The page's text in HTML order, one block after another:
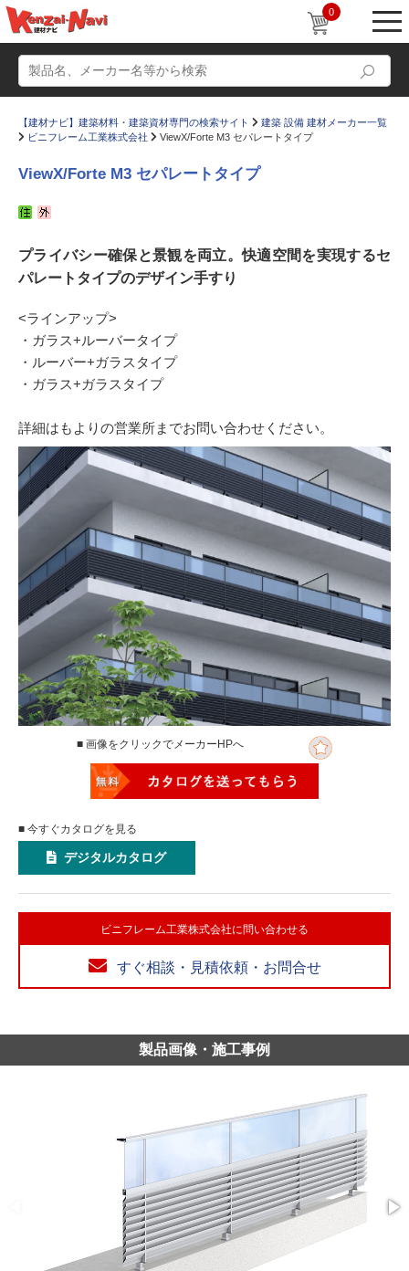
0
かたなび コラム
Q＆A
お気に入り
【建材ナビ】建築材料・建築資材専門の検索サイト
建築 設備 建材メーカー一覧
ビニフレーム工業株式会社
ViewX/Forte M3 セパレートタイプ
ViewX/Forte M3 セパレートタイプ
プライバシー確保と景観を両立。快適空間を実現するセ
パレートタイプのデザイン手すり
<ラインアップ>
・ガラス+ルーバータイプ
・ルーバー+ガラスタイプ
・ガラス+ガラスタイプ
詳細はもよりの営業所までお問い合わせください。
■ 画像をクリックでメーカーHPへ
■ 今すぐカタログを見る
デジタルカタログ
ビニフレーム工業株式会社に問い合わせる
すぐ相談・見積依頼・お問合せ
製品画像・施工事例